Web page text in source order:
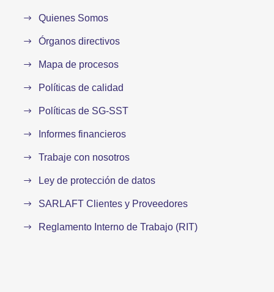
Quienes Somos
Órganos directivos
Mapa de procesos
Políticas de calidad
Políticas de SG-SST
Informes financieros
Trabaje con nosotros
Ley de protección de datos
SARLAFT Clientes y Proveedores
Reglamento Interno de Trabajo (RIT)